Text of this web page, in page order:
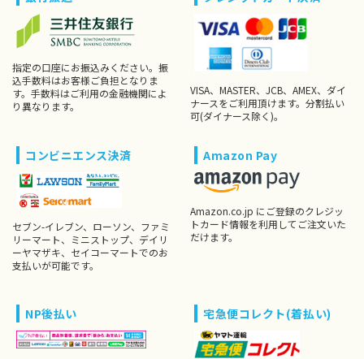
指定の口座にお振込みください。振
込手数料はお客様ご負担となりま
す。手数料はご利用の金融機関によ
り異なります。
VISA、MASTER、JCB、AMEX、ダイ
ナースをご利用頂けます。分割払い
可(ダイナース除く)。
コンビニエンス決済
セブン-イレブン、ローソン、ファミ
リーマート、ミニストップ、デイリ
ーヤマザキ、セイコーマートでのお
支払いが可能です。
Amazon Pay
Amazon.co.jp にご登録のクレジッ
トカード情報を利用してご注文いた
だけます。
NP後払い 宅急便コレクト(着払い)